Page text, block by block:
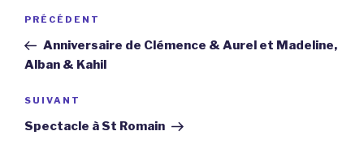
Navigation
l’article
Article
précédent
PRÉCÉDENT
Anniversaire de Clémence & Aurel et Madeline,
Alban & Kahil
Article
suivant
SUIVANT
Spectacle à St Romain